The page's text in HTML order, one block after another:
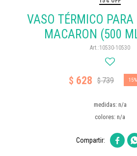
VASO TÉRMICO PARA
MACARON (500
10530-10530
$ 628 $739 15
medidas: n/a
colores: n/a
